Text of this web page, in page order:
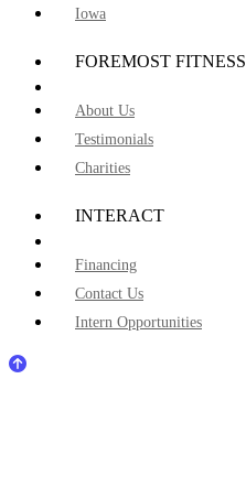
Iowa
FOREMOST FITNESS
About Us
Testimonials
Charities
INTERACT
Financing
Contact Us
Intern Opportunities